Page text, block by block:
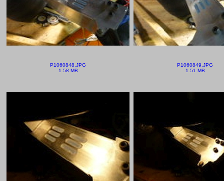
P1060848.JPG
1.58 MB
P1060849.JPG
1.51 MB